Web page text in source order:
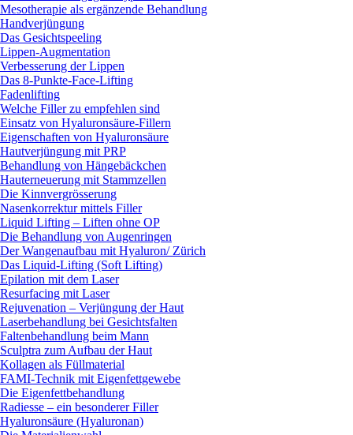
Mesotherapie als ergänzende Behandlung
Handverjüngung
Das Gesichtspeeling
Lippen-Augmentation
Verbesserung der Lippen
Das 8-Punkte-Face-Lifting
Fadenlifting
Welche Filler zu empfehlen sind
Einsatz von Hyaluronsäure-Fillern
Eigenschaften von Hyaluronsäure
Hautverjüngung mit PRP
Behandlung von Hängebäckchen
Hauterneuerung mit Stammzellen
Die Kinnvergrösserung
Nasenkorrektur mittels Filler
Liquid Lifting – Liften ohne OP
Die Behandlung von Augenringen
Der Wangenaufbau mit Hyaluron/ Zürich
Das Liquid-Lifting (Soft Lifting)
Epilation mit dem Laser
Resurfacing mit Laser
Rejuvenation – Verjüngung der Haut
Laserbehandlung bei Gesichtsfalten
Faltenbehandlung beim Mann
Sculptra zum Aufbau der Haut
Kollagen als Füllmaterial
FAMI-Technik mit Eigenfettgewebe
Die Eigenfettbehandlung
Radiesse – ein besonderer Filler
Hyaluronsäure (Hyaluronan)